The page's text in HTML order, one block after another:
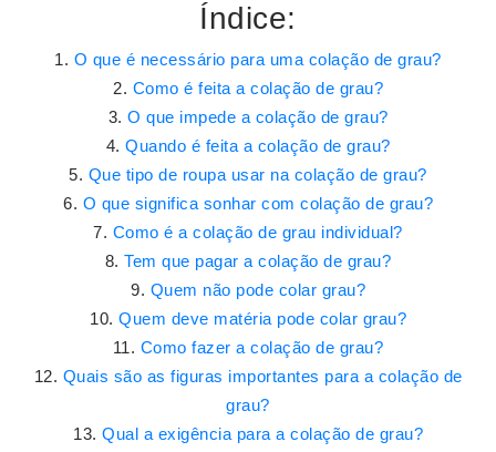
Índice:
O que é necessário para uma colação de grau?
Como é feita a colação de grau?
O que impede a colação de grau?
Quando é feita a colação de grau?
Que tipo de roupa usar na colação de grau?
O que significa sonhar com colação de grau?
Como é a colação de grau individual?
Tem que pagar a colação de grau?
Quem não pode colar grau?
Quem deve matéria pode colar grau?
Como fazer a colação de grau?
Quais são as figuras importantes para a colação de
grau?
Qual a exigência para a colação de grau?